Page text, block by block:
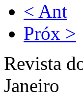
< Ant
Próx >
Revista
Janeiro